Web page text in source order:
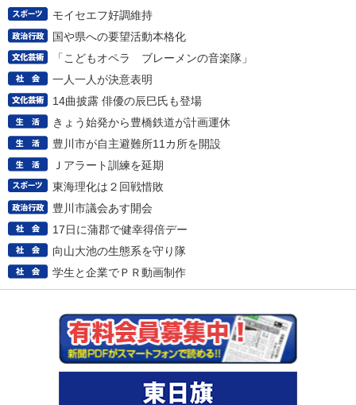
モイセエフ好調維持
国や県への要望活動本格化
「こどもオペラ ブレーメンの音楽隊」
一人一人が決意表明
14曲披露 俳優の辰巳氏も登場
きょう始発から豊橋鉄道が計画運休
豊川市が自主避難所11カ所を開設
Ｊアラート訓練を延期
東海理化は２回戦惜敗
豊川市議会あす開会
17日に蒲郡で健幸得倍デー
向山大池の生態系を守り隊
学生と企業でＰＲ動画制作